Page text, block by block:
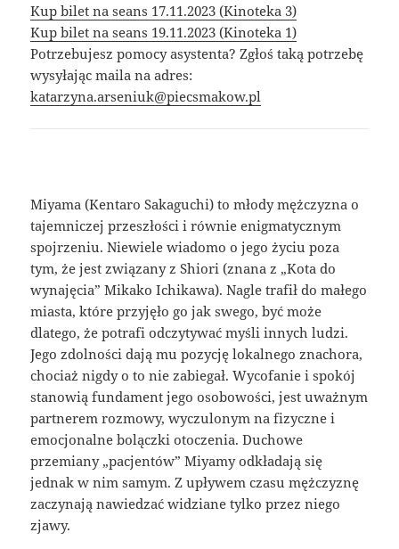
Kup bilet na seans 17.11.2023 (Kinoteka 3)
Kup bilet na seans 19.11.2023 (Kinoteka 1)
Potrzebujesz pomocy asystenta? Zgłoś taką potrzebę
wysyłając maila na adres:
katarzyna.arseniuk@piecsmakow.pl
Miyama (Kentaro Sakaguchi) to młody mężczyzna o
tajemniczej przeszłości i równie enigmatycznym
spojrzeniu. Niewiele wiadomo o jego życiu poza
tym, że jest związany z Shiori (znana z „Kota do
wynajęcia” Mikako Ichikawa). Nagle trafił do małego
miasta, które przyjęło go jak swego, być może
dlatego, że potrafi odczytywać myśli innych ludzi.
Jego zdolności dają mu pozycję lokalnego znachora,
chociaż nigdy o to nie zabiegał. Wycofanie i spokój
stanowią fundament jego osobowości, jest uważnym
partnerem rozmowy, wyczulonym na fizyczne i
emocjonalne bolączki otoczenia. Duchowe
przemiany „pacjentów” Miyamy odkładają się
jednak w nim samym. Z upływem czasu mężczyznę
zaczynają nawiedzać widziane tylko przez niego
zjawy.